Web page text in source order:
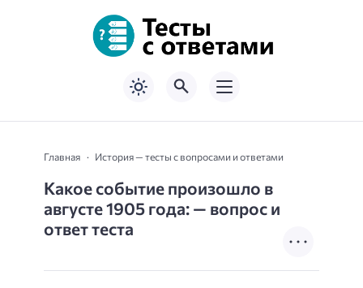
Главная История — тесты с вопросами и ответами
Какое событие произошло в
августе 1905 года: — вопрос и
ответ теста